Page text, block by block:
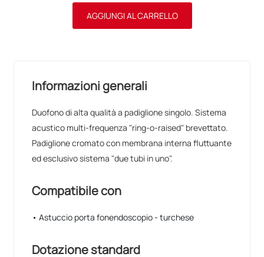
AGGIUNGI AL CARRELLO
Informazioni generali
Duofono di alta qualità a padiglione singolo. Sistema
acustico multi-frequenza "ring-o-raised" brevettato.
Padiglione cromato con membrana interna fluttuante
ed esclusivo sistema "due tubi in uno".
Compatibile con
• Astuccio porta fonendoscopio - turchese
Dotazione standard